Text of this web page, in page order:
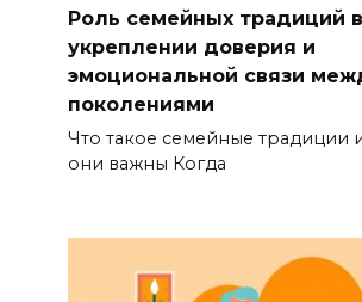
Роль семейных традиций в
укреплении доверия и
эмоциональной связи
поколениями
Что такое семейные традиции
они важны Когда